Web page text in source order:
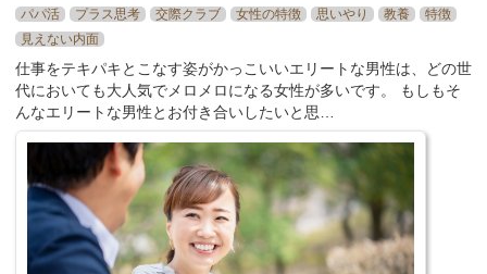
パパ活
プラス思考 交際クラブ 女性の特徴 思いやり 教養
特徴
見えない内面
仕事をテキパキとこなす姿がかっこいいエリートな男性は、どの世
代においても大人気でメロメロになる女性が多いです。 もしもそ
んなエリートな男性とお付き合いしたいと思…